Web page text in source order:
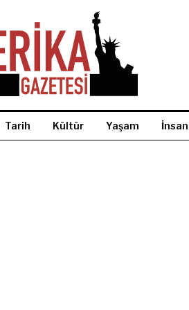
Tarih Kültür Yaşam